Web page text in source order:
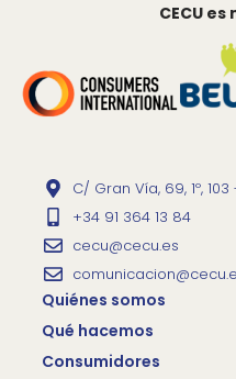
CECU
C/ Gran Vía, 69, 1º,
+34 91 364 13 84
cecu@cecu.es
Quiénes somos
Qué hacemos
Consumidores